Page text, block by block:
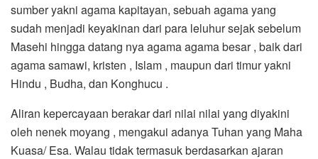
sumber yakni agama kapitayan, sebuah agama yang
sudah menjadi keyakinan dari para leluhur sejak sebelum
Masehi hingga datang nya agama agama besar , baik dari
agama samawi, kristen , Islam , maupun dari timur yakni
Hindu , Budha, dan Konghucu .
Aliran kepercayaan berakar dari nilai nilai yang diyakini
oleh nenek moyang , mengakui adanya Tuhan yang Maha
Kuasa/ Esa. Walau tidak termasuk berdasarkan ajaran